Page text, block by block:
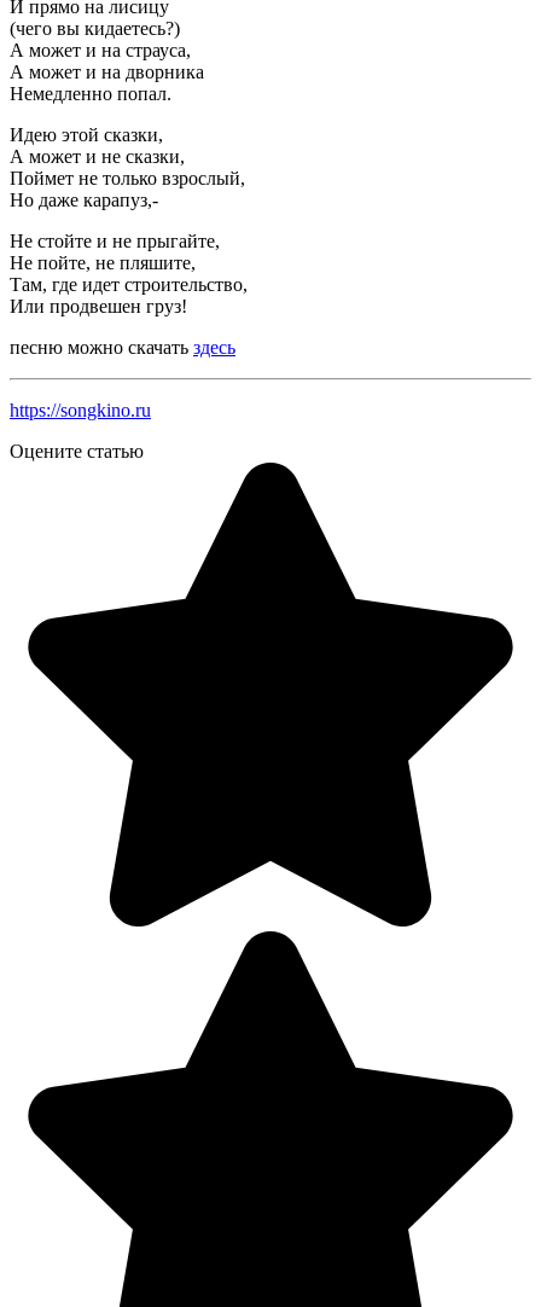
И прямо на лисицу
(чего вы кидаетесь?)
А может и на страуса,
А может и на дворника
Немедленно попал.
Идею этой сказки,
А может и не сказки,
Поймет не только взрослый,
Но даже карапуз,-
Не стойте и не прыгайте,
Не пойте, не пляшите,
Там, где идет строительство,
Или продвешен груз!
песню можно скачать здесь
https://songkino.ru
Оцените статью